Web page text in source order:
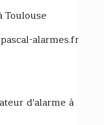
alarmes.fr
d'alarme à